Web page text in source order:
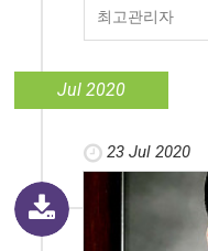
최고관리자
Jul 2020
23 Jul 2020